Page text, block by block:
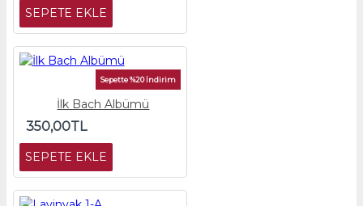
SEPETE EKLE
Sepette %20 İndirim
İlk Bach Albümü
350,00TL
SEPETE EKLE